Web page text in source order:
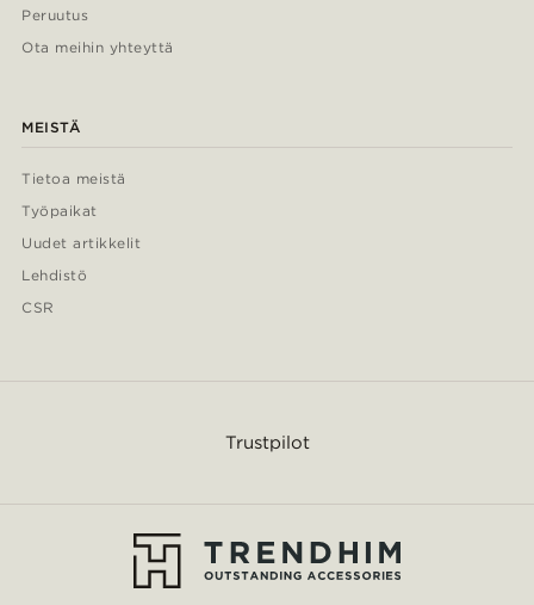
Peruutus
Ota meihin yhteyttä
MEISTÄ
Tietoa meistä
Työpaikat
Uudet artikkelit
Lehdistö
CSR
Trustpilot